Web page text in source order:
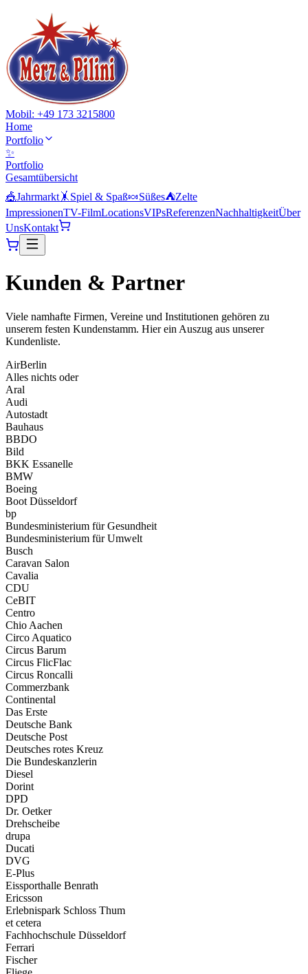
Mobil: +49 173 3215800
Home
Portfolio
✨
Portfolio
Gesamtübersicht
🎪Jahrmarkt 🤸 Spiel & Spaß🍬Süßes⛺Zelte
ImpressionenTV-FilmLocationsVIPsReferenzenNachhaltigkeitÜber
UnsKontakt
Kunden & Partner
Viele namhafte Firmen, Vereine und Institutionen gehören zu
unserem festen Kundenstamm. Hier ein Auszug aus unserer
Kundenliste.
AirBerlin
Alles nichts oder
Aral
Audi
Autostadt
Bauhaus
BBDO
Bild
BKK Essanelle
BMW
Boeing
Boot Düsseldorf
bp
Bundesministerium für Gesundheit
Bundesministerium für Umwelt
Busch
Caravan Salon
Cavalia
CDU
CeBIT
Centro
Chio Aachen
Circo Aquatico
Circus Barum
Circus FlicFlac
Circus Roncalli
Commerzbank
Continental
Das Erste
Deutsche Bank
Deutsche Post
Deutsches rotes Kreuz
Die Bundeskanzlerin
Diesel
Dorint
DPD
Dr. Oetker
Drehscheibe
drupa
Ducati
DVG
E-Plus
Eissporthalle Benrath
Ericsson
Erlebnispark Schloss Thum
et cetera
Fachhochschule Düsseldorf
Ferrari
Fischer